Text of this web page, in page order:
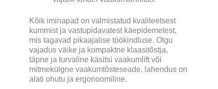
Kõik iminapad on valmistatud kvaliteetsest
kummist ja vastupidavatest käepidemetest,
mis tagavad pikaajalise töökindluse. Olgu
vajadus väike ja kompaktne klaasitõstja,
täpne ja turvaline käsitsi vaakumlift või
mitmekülgne vaakumtõsteseade, lahendus on
alati ohutu ja ergonoomiline.